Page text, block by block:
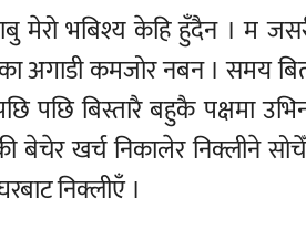
मेरो भबिश्य केहि हुँदैन । म
अगाडी कमजोर नबन । समय
पछि बिस्तारै बहुकै पक्षमा
बेचेर खर्च निकालेर निक्लीने
निक्लीएँ ।